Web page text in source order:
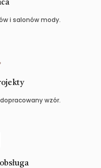
i salonów mody.
wzór.